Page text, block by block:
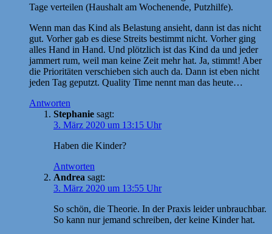
Tage verteilen (Haushalt am Wochenende, Putzhilfe).
Wenn man das Kind als Belastung ansieht, dann ist das nicht
gut. Vorher gab es diese Streits bestimmt nicht. Vorher ging
alles Hand in Hand. Und plötzlich ist das Kind da und jeder
jammert rum, weil man keine Zeit mehr hat. Ja, stimmt! Aber
die Prioritäten verschieben sich auch da. Dann ist eben nicht
jeden Tag geputzt. Quality Time nennt man das heute…
Antworten
Stephanie sagt:
3. März 2020 um 13:15 Uhr
Haben die Kinder?
Antworten
Andrea sagt:
3. März 2020 um 13:55 Uhr
So schön, die Theorie. In der Praxis leider unbrauchbar.
So kann nur jemand schreiben, der keine Kinder hat.